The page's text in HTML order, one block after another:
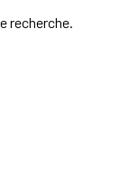
recherche.